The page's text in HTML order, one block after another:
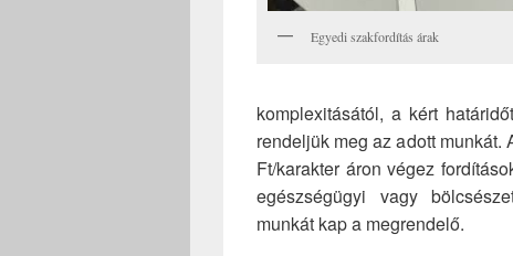
Egyedi szakfordítás árak
komplexitásától, a kért
rendeljük meg az adott
Ft/karakter áron végez
egészségügyi vagy
munkát kap a megrendelő.